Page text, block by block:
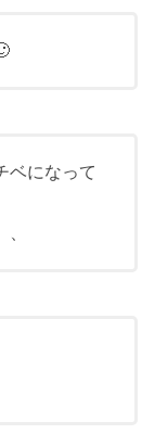
ベになって